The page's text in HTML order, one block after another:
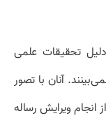
تحقیقات علمی
آنان با تصور
انجام ویرایش رساله